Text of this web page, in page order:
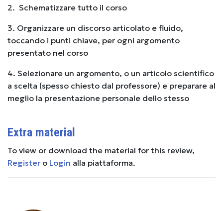
2. Schematizzare tutto il corso
3. Organizzare un discorso articolato e fluido,
toccando i punti chiave, per ogni argomento
presentato nel corso
4. Selezionare un argomento, o un articolo scientifico
a scelta (spesso chiesto dal professore) e preparare al
meglio la presentazione personale dello stesso
Extra material
To view or download the material for this review,
Register o Login alla piattaforma.